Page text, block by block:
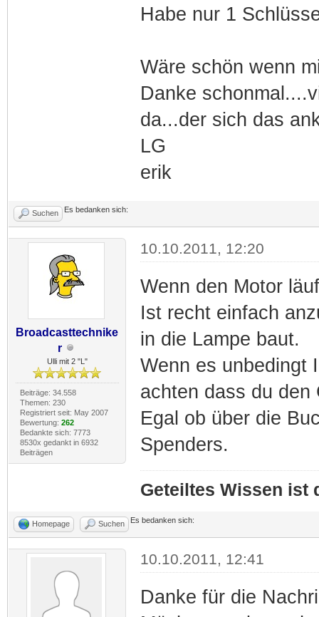
Habe nur 1
Wäre schön wenn
Danke
da...der sich das
LG
erik
Suchen Es bedanken sich:
Broadcasttechnike
r
Ulli mit 2 "L"
Beiträge: 34.558
Themen: 230
Registriert seit: May 2007
Bewertung: 262
Bedankte sich: 7773
8530x gedankt in 6932
Beiträgen
10.10.2011, 12:20
Wenn den Motor
Ist recht einfach
in die Lampe baut.
Wenn es unbedingt
achten dass du den
Egal ob über die
Spenders.
Geteiltes Wissen ist
Homepage Suchen Es bedanken sich:
10.10.2011, 12:41
Danke für die